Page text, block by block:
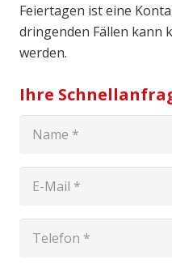
Feiertagen ist eine
dringenden Fällen
werden.
Ihre